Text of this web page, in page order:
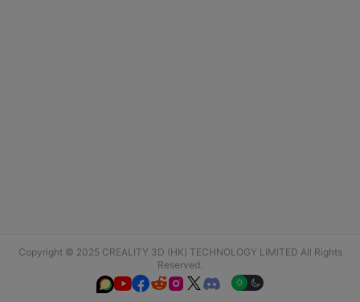
Copyright © 2025 CREALITY 3D (HK) TECHNOLOGY LIMITED All Rights
Reserved.
  